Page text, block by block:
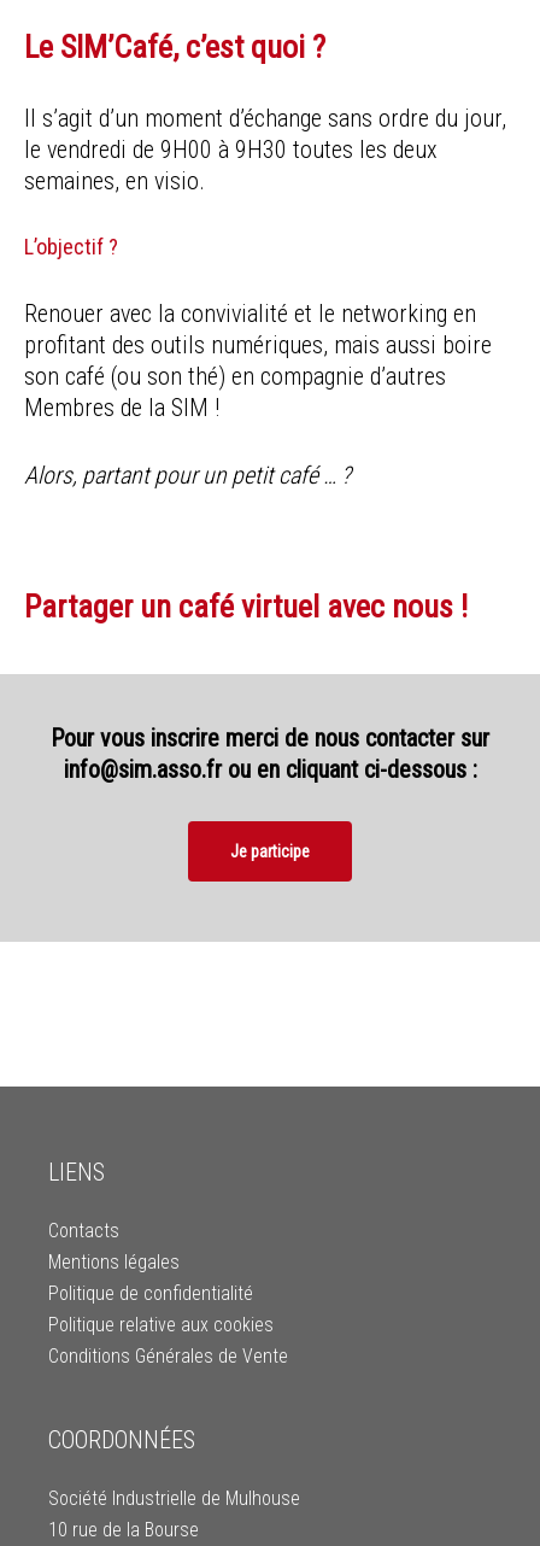
Le SIM’Café, c’est quoi ?
Il s’agit d’un moment d’échange sans ordre du jour,
le vendredi de 9H00 à 9H30 toutes les deux
semaines, en visio.
L’objectif ?
Renouer avec la convivialité et le networking en
profitant des outils numériques, mais aussi boire
son café (ou son thé) en compagnie d’autres
Membres de la SIM !
Alors, partant pour un petit café … ?
Partager un café virtuel avec nous !
Pour vous inscrire merci de nous contacter sur
info@sim.asso.fr ou en cliquant ci-dessous :
Je participe
LIENS
Contacts
Mentions légales
Politique de confidentialité
Politique relative aux cookies
Conditions Générales de Vente
COORDONNÉES
Société Industrielle de Mulhouse
10 rue de la Bourse